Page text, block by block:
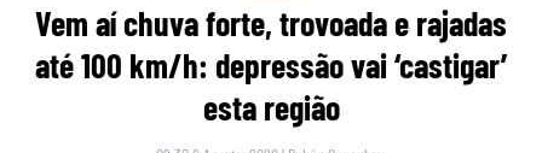
Vem aí chuva forte, trovoada e rajadas
até 100 km/h: depressão vai ‘castigar’
esta região